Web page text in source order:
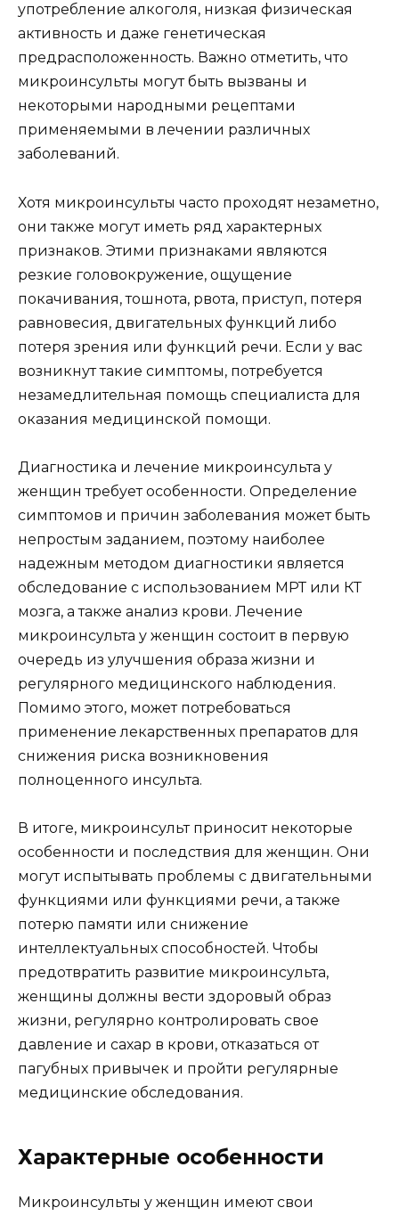
употребление алкоголя, низкая физическая
активность и даже генетическая
предрасположенность. Важно отметить, что
микроинсульты могут быть вызваны и
некоторыми народными рецептами
применяемыми в лечении различных
заболеваний.
Хотя микроинсульты часто проходят незаметно,
они также могут иметь ряд характерных
признаков. Этими признаками являются
резкие головокружение, ощущение
покачивания, тошнота, рвота, приступ, потеря
равновесия, двигательных функций либо
потеря зрения или функций речи. Если у вас
возникнут такие симптомы, потребуется
незамедлительная помощь специалиста для
оказания медицинской помощи.
Диагностика и лечение микроинсульта у
женщин требует особенности. Определение
симптомов и причин заболевания может быть
непростым заданием, поэтому наиболее
надежным методом диагностики является
обследование с использованием МРТ или КТ
мозга, а также анализ крови. Лечение
микроинсульта у женщин состоит в первую
очередь из улучшения образа жизни и
регулярного медицинского наблюдения.
Помимо этого, может потребоваться
применение лекарственных препаратов для
снижения риска возникновения
полноценного инсульта.
В итоге, микроинсульт приносит некоторые
особенности и последствия для женщин. Они
могут испытывать проблемы с двигательными
функциями или функциями речи, а также
потерю памяти или снижение
интеллектуальных способностей. Чтобы
предотвратить развитие микроинсульта,
женщины должны вести здоровый образ
жизни, регулярно контролировать свое
давление и сахар в крови, отказаться от
пагубных привычек и пройти регулярные
медицинские обследования.
Характерные особенности
Микроинсульты у женщин имеют свои